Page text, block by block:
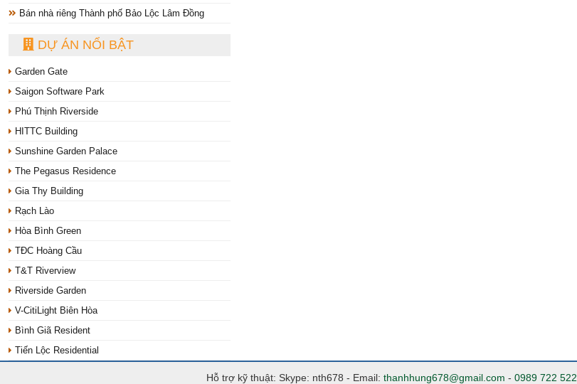
Bán nhà riêng Thành phố Bảo Lộc Lâm Đồng
DỰ ÁN NỔI BẬT
Garden Gate
Saigon Software Park
Phú Thịnh Riverside
HITTC Building
Sunshine Garden Palace
The Pegasus Residence
Gia Thy Building
Rạch Lào
Hòa Bình Green
TĐC Hoàng Cầu
T&T Riverview
Riverside Garden
V-CitiLight Biên Hòa
Bình Giã Resident
Tiến Lộc Residential
Hỗ trợ kỹ thuật: Skype: nth678 - Email: thanhhung678@gmail.com - 0989 722 522